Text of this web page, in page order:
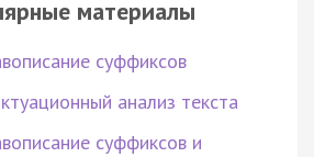
материалы
суффиксов
анализ текста
суффиксов и